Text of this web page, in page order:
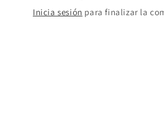
Inicia sesión para finalizar la